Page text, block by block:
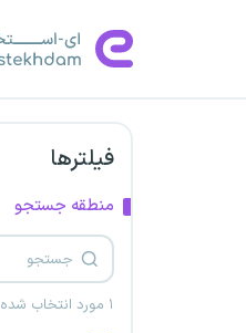
فیلترها
منطقه جستجو
۱ مورد انتخاب شده